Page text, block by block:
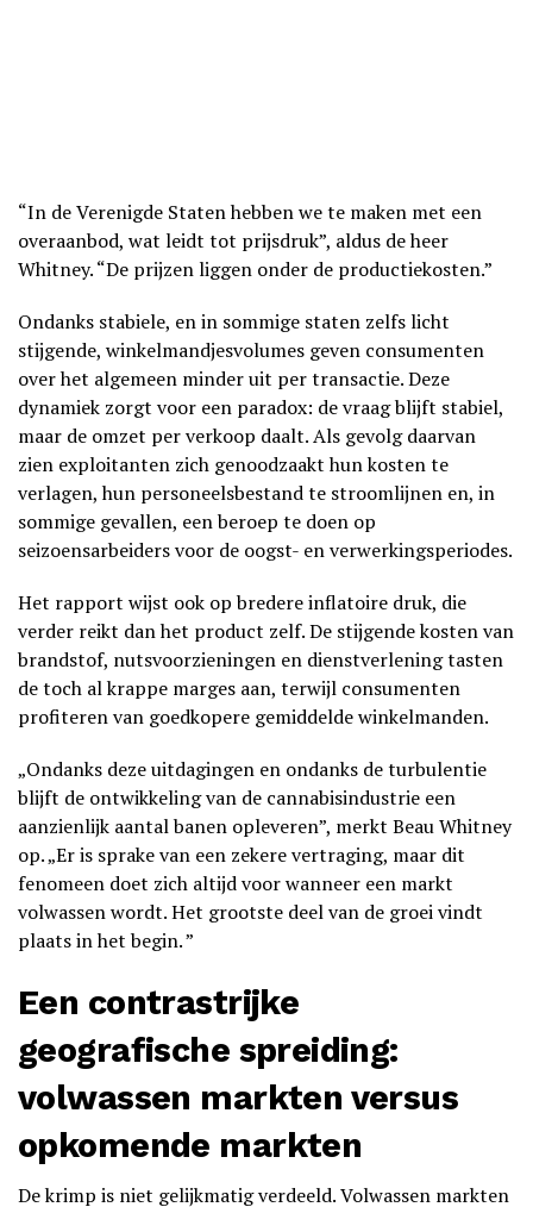
“In de Verenigde Staten hebben we te maken met een
overaanbod, wat leidt tot prijsdruk”, aldus de heer
Whitney. “De prijzen liggen onder de productiekosten.”
Ondanks stabiele, en in sommige staten zelfs licht
stijgende, winkelmandjesvolumes geven consumenten
over het algemeen minder uit per transactie. Deze
dynamiek zorgt voor een paradox: de vraag blijft stabiel,
maar de omzet per verkoop daalt. Als gevolg daarvan
zien exploitanten zich genoodzaakt hun kosten te
verlagen, hun personeelsbestand te stroomlijnen en, in
sommige gevallen, een beroep te doen op
seizoensarbeiders voor de oogst- en verwerkingsperiodes.
Het rapport wijst ook op bredere inflatoire druk, die
verder reikt dan het product zelf. De stijgende kosten van
brandstof, nutsvoorzieningen en dienstverlening tasten
de toch al krappe marges aan, terwijl consumenten
profiteren van goedkopere gemiddelde winkelmanden.
„Ondanks deze uitdagingen en ondanks de turbulentie
blijft de ontwikkeling van de cannabisindustrie een
aanzienlijk aantal banen opleveren”, merkt Beau Whitney
op. „Er is sprake van een zekere vertraging, maar dit
fenomeen doet zich altijd voor wanneer een markt
volwassen wordt. Het grootste deel van de groei vindt
plaats in het begin. ”
Een contrastrijke
geografische spreiding:
volwassen markten versus
opkomende markten
De krimp is niet gelijkmatig verdeeld. Volwassen markten